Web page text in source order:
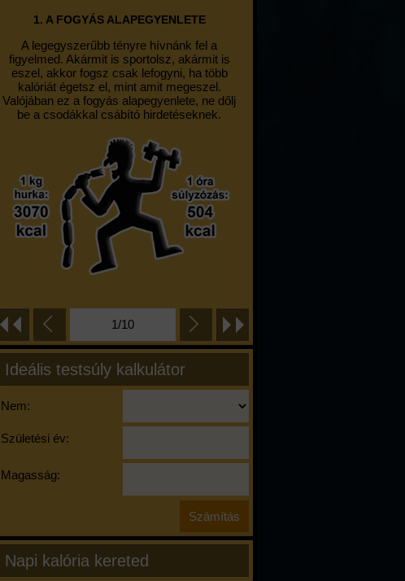
1. A FOGYÁS ALAPEGYENLETE
A legegyszerűbb tényre hívnánk fel a
figyelmed. Akármit is sportolsz, akármit is
eszel, akkor fogsz csak lefogyni, ha több
kalóriát égetsz el, mint amit megeszel.
Valójában ez a fogyás alapegyenlete, ne dőlj
be a csodákkal csábító hirdetéseknek.
1/10
Ideális testsúly kalkulátor
Nem:
Születési év:
Magasság:
Napi kalória kereted